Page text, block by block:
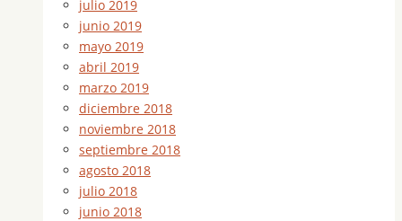
julio 2019
junio 2019
mayo 2019
abril 2019
marzo 2019
diciembre 2018
noviembre 2018
septiembre 2018
agosto 2018
julio 2018
junio 2018